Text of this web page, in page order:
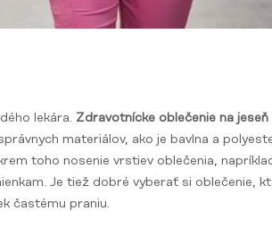
lekára. Zdravotnícke oblečenie na jeseň
materiálov, ako je bavlna a
toho nosenie vrstiev oblečenia,
Je tiež dobré vyberať si oblečenie,
častému praniu.